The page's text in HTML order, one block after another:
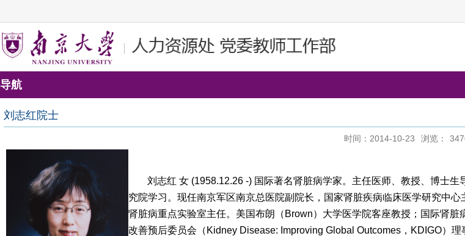
导航
刘志红院士
时间：2014-10-23 浏览：
刘志红 女 (1958.12.26 -) 国际著名肾脏病学家。主任医师、教授、博士生
究院学习。现任南京军区南京总医院副院长，国家肾脏疾病临床医学研究中
肾脏病重点实验室主任。美国布朗（ Brown）大学医学院客座教授；国际肾脏
改善预后委员会（ Kidney Disease: Improving Global Outcomes ， KDIGO）理